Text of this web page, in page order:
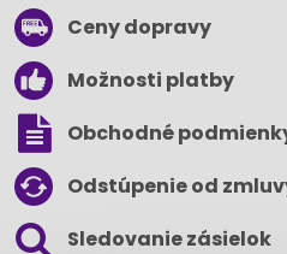
Ceny dopravy
Možnosti platby
Obchodné
Odstúpenie od
Sledovanie zásielok